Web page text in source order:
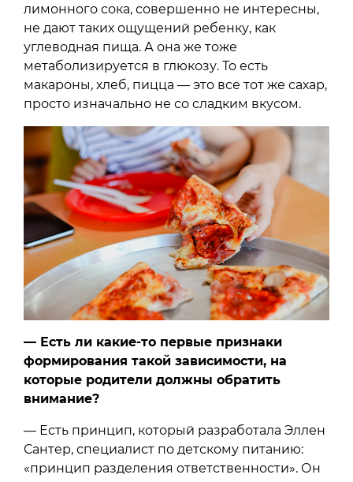
лимонного сока, совершенно не интересны,
не дают таких ощущений ребенку, как
углеводная пища. А она же тоже
метаболизируется в глюкозу. То есть
макароны, хлеб, пицца — это все тот же сахар,
просто изначально не со сладким вкусом.
— Есть ли какие-то первые признаки
формирования такой зависимости, на
которые родители должны обратить
внимание?
— Есть принцип, который разработала Эллен
Сантер, специалист по детскому питанию:
«принцип разделения ответственности». Он